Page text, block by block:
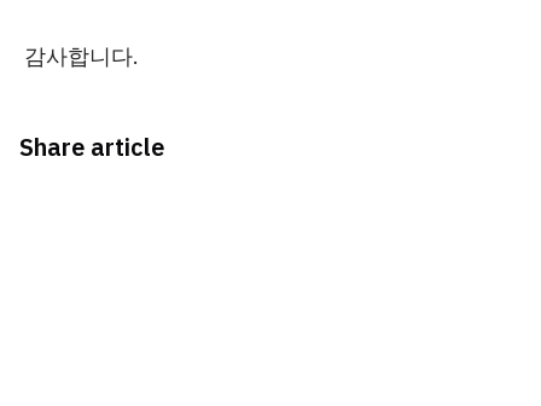
감사합니다.
Share article